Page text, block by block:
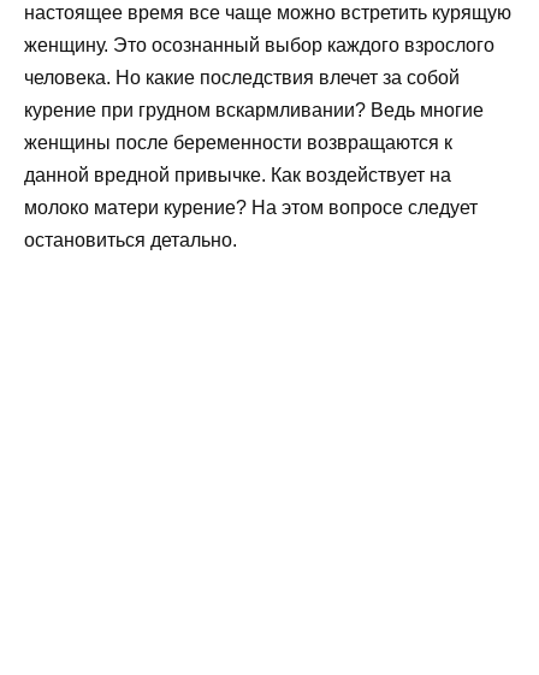
настоящее время все чаще можно встретить курящую
женщину. Это осознанный выбор каждого взрослого
человека. Но какие последствия влечет за собой
курение при грудном вскармливании? Ведь многие
женщины после беременности возвращаются к
данной вредной привычке. Как воздействует на
молоко матери курение? На этом вопросе следует
остановиться детально.